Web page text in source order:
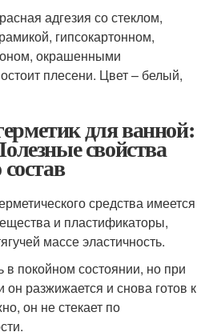
адгезия со стеклом,
гипсокартонном,
окрашенными
плесени. Цвет – белый,
для ванной:
свойства
средства имеется
и пластификаторы,
массе эластичность.
в покойном состоянии, но при
разжижается и снова готов к
он не стекает по